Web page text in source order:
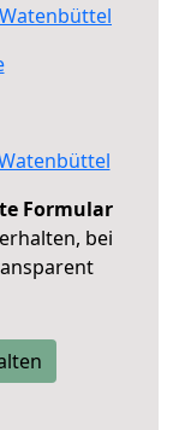
Formular
bei